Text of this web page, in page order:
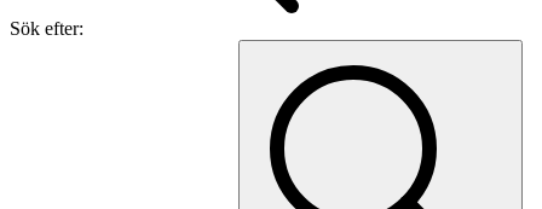
Sök efter: